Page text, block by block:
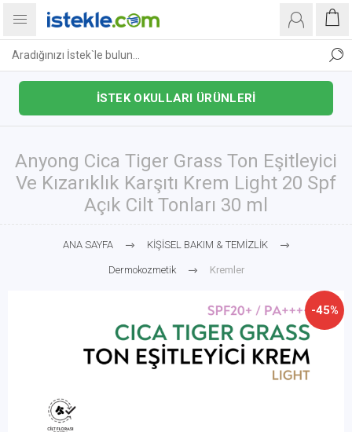
İSTEK OKULLARI ÜRÜNLERİ
Anyong Cica Tiger Grass Ton Eşitleyici
Ve Kızarıklık Karşıtı Krem Light 20 Spf
Açık Cilt Tonları 30 ml
ANA SAYFA KİŞİSEL BAKIM & TEMİZLİK
Dermokozmetik Kremler
-45%